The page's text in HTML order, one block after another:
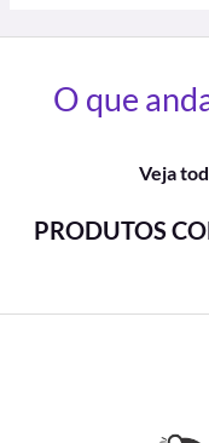
O que
Veja
PRODUTOS